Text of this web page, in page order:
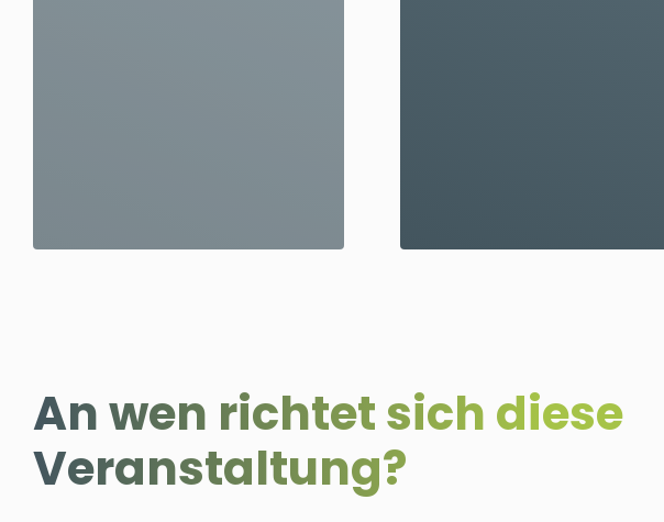
An wen richtet sich diese
Veranstaltung?